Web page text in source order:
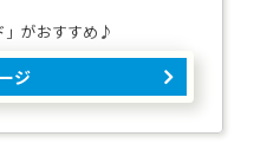
」がおすすめ♪
ジ